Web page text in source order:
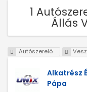
1
Állás
Autószerelő
Alkatrész
Pápa